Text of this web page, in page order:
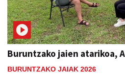
Buruntzako jaien atarikoa,
BURUNTZAKO JAIAK 2026